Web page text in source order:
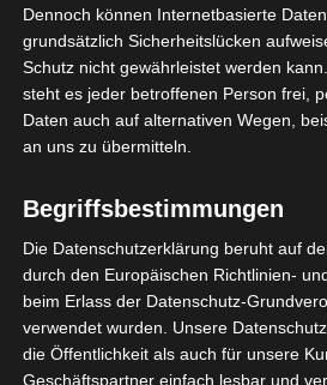
Sed ut perspiciatis unde omnis iste
voluptatem accusantium
rem aperiam, eaque ipsa quae ab
et quasi architecto beatae vitae.
Dennoch können Internetbasierte
grundsätzlich Sicherheitslücken
Schutz nicht gewährleistet werden
steht es jeder betroffenen Person frei,
Daten auch auf alternativen Wegen,
an uns zu übermitteln.
Begriffsbestimmungen
Die Datenschutzerklärung beruht auf
durch den Europäischen Richtlinien-
beim Erlass der Datenschutz-
verwendet wurden. Unsere
die Öffentlichkeit als auch für unsere
Geschäftspartner einfach lesbar und